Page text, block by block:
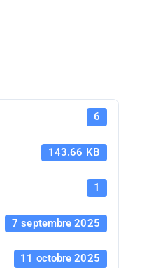
6
143.66 KB
1
7 septembre 2025
11 octobre 2025